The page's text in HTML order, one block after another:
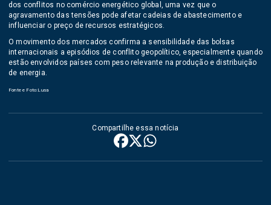
dos conflitos no comércio energético global, uma vez que o
agravamento das tensões pode afetar cadeias de abastecimento e
influenciar o preço de recursos estratégicos.
O movimento dos mercados confirma a sensibilidade das bolsas
internacionais a episódios de conflito geopolítico, especialmente quando
estão envolvidos países com peso relevante na produção e distribuição
de energia.
Fonte e Foto:Lusa
Compartilhe essa notícia